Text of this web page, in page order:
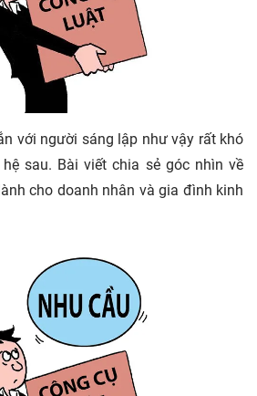
với người sáng lập như vậy rất khó
sau. Bài viết chia sẻ góc nhìn về
cho doanh nhân và gia đình kinh